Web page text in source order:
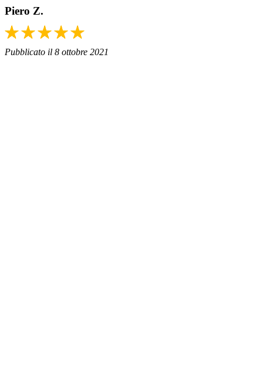
Piero Z.
Pubblicato il 8 ottobre 2021